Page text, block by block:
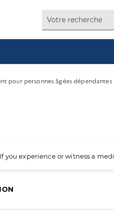
pour personnes âgées dépendantes
you experience or witness a